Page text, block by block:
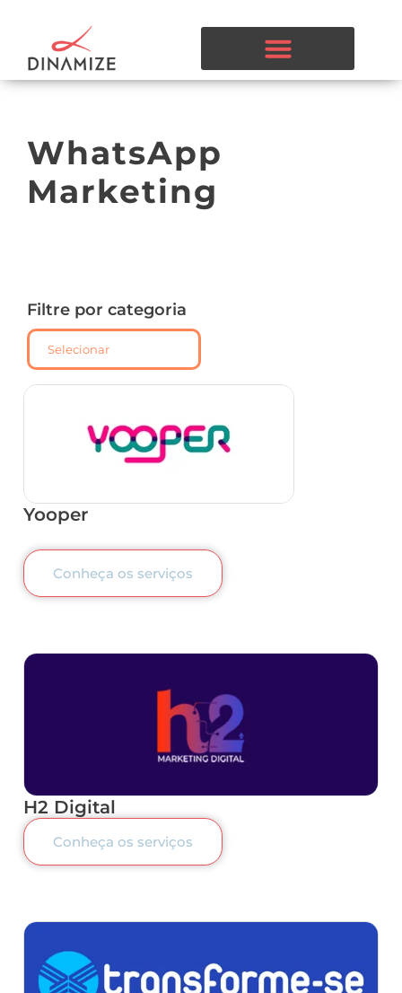
WhatsApp
Marketing
Filtre por categoria
Selecionar
Yooper
Conheça os serviços
H2 Digital
Conheça os serviços